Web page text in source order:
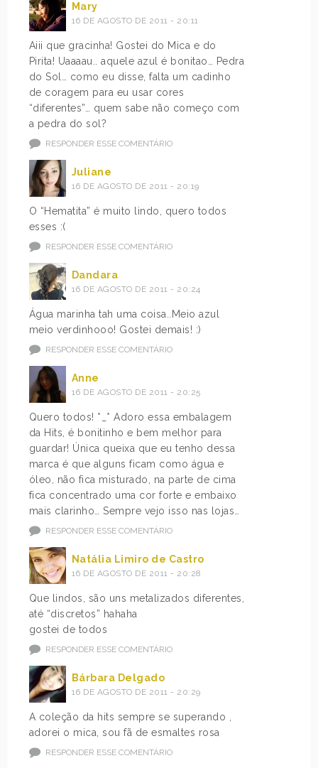
Mary
16 DE AGOSTO DE 2011 - 20:11
Aiii que gracinha! Gostei do Mica e do
Pirita! Uaaaau.. aquele azul é bonitao… Pedra
do Sol… como eu disse, falta um cadinho
de coragem para eu usar cores
“diferentes”… quem sabe não começo com
a pedra do sol?
RESPONDER ESSE COMENTÁRIO
Juliane
16 DE AGOSTO DE 2011 - 20:19
O “Hematita” é muito lindo, quero todos
esses :(
RESPONDER ESSE COMENTÁRIO
Dandara
16 DE AGOSTO DE 2011 - 20:24
Água marinha tah uma coisa..Meio azul
meio verdinhooo! Gostei demais! :)
RESPONDER ESSE COMENTÁRIO
Anne
16 DE AGOSTO DE 2011 - 20:25
Quero todos! *_* Adoro essa embalagem
da Hits, é bonitinho e bem melhor para
guardar! Única queixa que eu tenho dessa
marca é que alguns ficam como água e
óleo, não fica misturado, na parte de cima
fica concentrado uma cor forte e embaixo
mais clarinho… Sempre vejo isso nas lojas…
RESPONDER ESSE COMENTÁRIO
Natália Limiro de Castro
16 DE AGOSTO DE 2011 - 20:28
Que lindos, são uns metalizados diferentes,
até “discretos” hahaha
gostei de todos
RESPONDER ESSE COMENTÁRIO
Bárbara Delgado
16 DE AGOSTO DE 2011 - 20:29
A coleção da hits sempre se superando ,
adorei o mica, sou fã de esmaltes rosa
RESPONDER ESSE COMENTÁRIO